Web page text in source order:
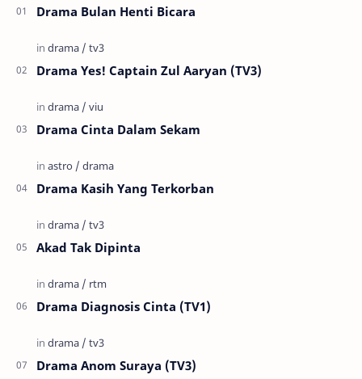
Drama Bulan Henti Bicara
Drama Yes! Captain Zul Aaryan (TV3)
Drama Cinta Dalam Sekam
Drama Kasih Yang Terkorban
Akad Tak Dipinta
Drama Diagnosis Cinta (TV1)
Drama Anom Suraya (TV3)